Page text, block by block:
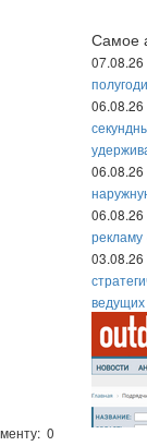
0
Самое
07.08.26
06.08.26
06.08.26
03.08.26